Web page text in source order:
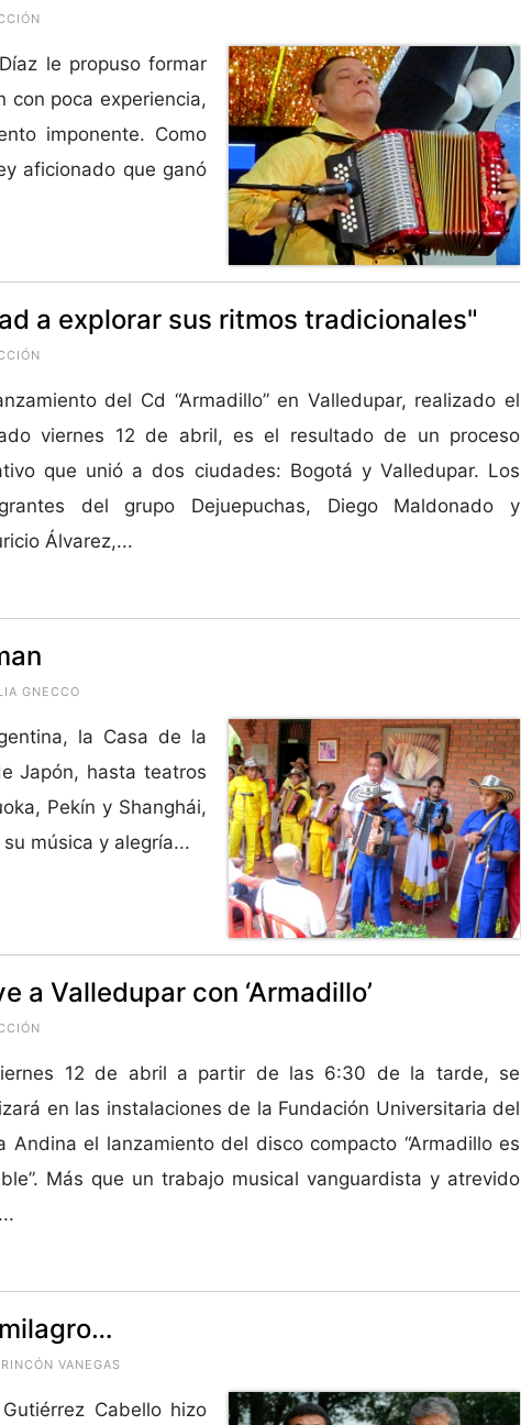
le propuso formar
con poca experiencia,
imponente. Como
aficionado que ganó
a explorar sus ritmos tradicionales"
del Cd “Armadillo” en Valledupar, realizado el
viernes 12 de abril, es el resultado de un proceso
que unió a dos ciudades: Bogotá y Valledupar. Los
del grupo Dejuepuchas, Diego Maldonado y
Álvarez,...
GNECCO
la Casa de la
Japón, hasta teatros
Pekín y Shanghái,
música y alegría...
a Valledupar con ‘Armadillo’
12 de abril a partir de las 6:30 de la tarde, se
en las instalaciones de la Fundación Universitaria del
Andina el lanzamiento del disco compacto “Armadillo es
Más que un trabajo musical vanguardista y atrevido
VANEGAS
Cabello hizo